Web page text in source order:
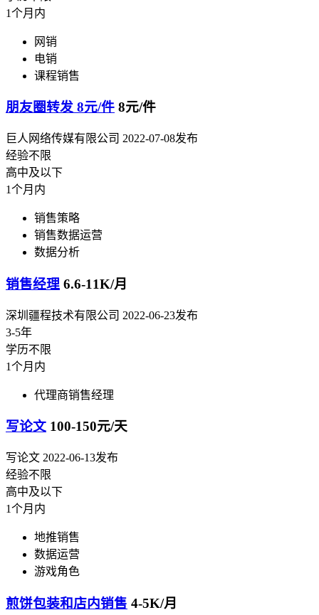
1个月内
网销
电销
课程销售
朋友圈转发 8元/件 8元/件
巨人网络传媒有限公司 2022-07-08发布
经验不限
高中及以下
1个月内
销售策略
销售数据运营
数据分析
销售经理 6.6-11K/月
深圳疆程技术有限公司 2022-06-23发布
3-5年
学历不限
1个月内
代理商销售经理
写论文 100-150元/天
写论文 2022-06-13发布
经验不限
高中及以下
1个月内
地推销售
数据运营
游戏角色
煎饼包装和店内销售 4-5K/月